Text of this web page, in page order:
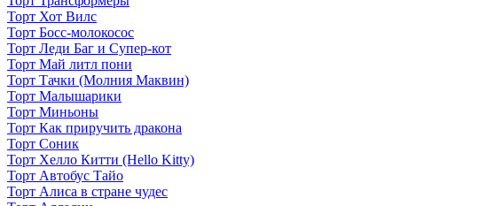
Торт Хот Вилс
Торт Босс-молокосос
Торт Леди Баг и Супер-кот
Торт Май литл пони
Торт Тачки (Молния Маквин)
Торт Малышарики
Торт Миньоны
Торт Как приручить дракона
Торт Соник
Торт Хелло Китти (Hello Kitty)
Торт Автобус Тайо
Торт Алиса в стране чудес